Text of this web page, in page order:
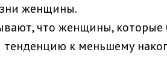
женщины.
что женщины,
к меньшему